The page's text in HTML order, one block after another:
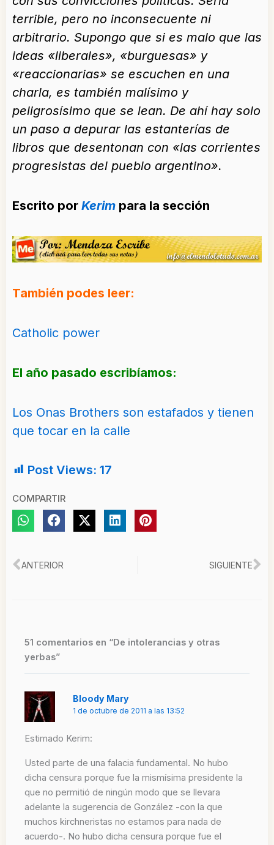
terrible, pero no inconsecuente ni
arbitrario. Supongo que si es malo que las
ideas «liberales», «burguesas» y
«reaccionarias» se escuchen en una
charla, es también malísimo y
peligrosísimo que se lean. De ahí hay solo
un paso a depurar las estanterías de
libros que desentonan con «las corrientes
progresistas del pueblo argentino».
Escrito por Kerim para la sección
También podes leer:
Catholic power
El año pasado escribíamos:
Los Onas Brothers son estafados y tienen
que tocar en la calle
Post Views: 17
COMPARTIR
Ant
ANTERIOR SIGUIENTE
51 comentarios en “De intolerancias y otras
yerbas”
Bloody Mary
1 de octubre de 2011 a las 13:52
Estimado Kerim:
Usted parte de una falacia fundamental. No hubo
dicha censura porque fue la mismísima presidente la
que no permitió de ningún modo que se llevara
adelante la sugerencia de González -con la que
muchos kirchneristas no estamos para nada de
acuerdo-. No hubo dicha censura porque fue el